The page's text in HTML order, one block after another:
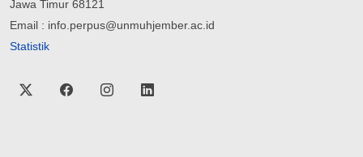
Jawa Timur 68121
Email : info.perpus@unmuhjember.ac.id
Statistik